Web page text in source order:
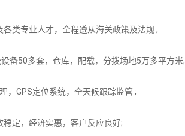
类专业人才，全程遵从海关政策及法规 ;
备50多套，仓库，配载，分拨场地5万多平方米;
，GPS定位系统，全天候跟踪监管 ;
定，经济实惠，客户反应良好;